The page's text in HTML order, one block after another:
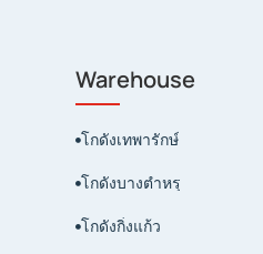
Warehouse
โกดังเทพารักษ์
โกดังบางตำหรุ
โกดังกิ่งแก้ว